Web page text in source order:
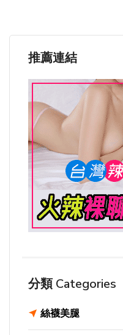
推薦連結
分類 Categories
絲襪美腿